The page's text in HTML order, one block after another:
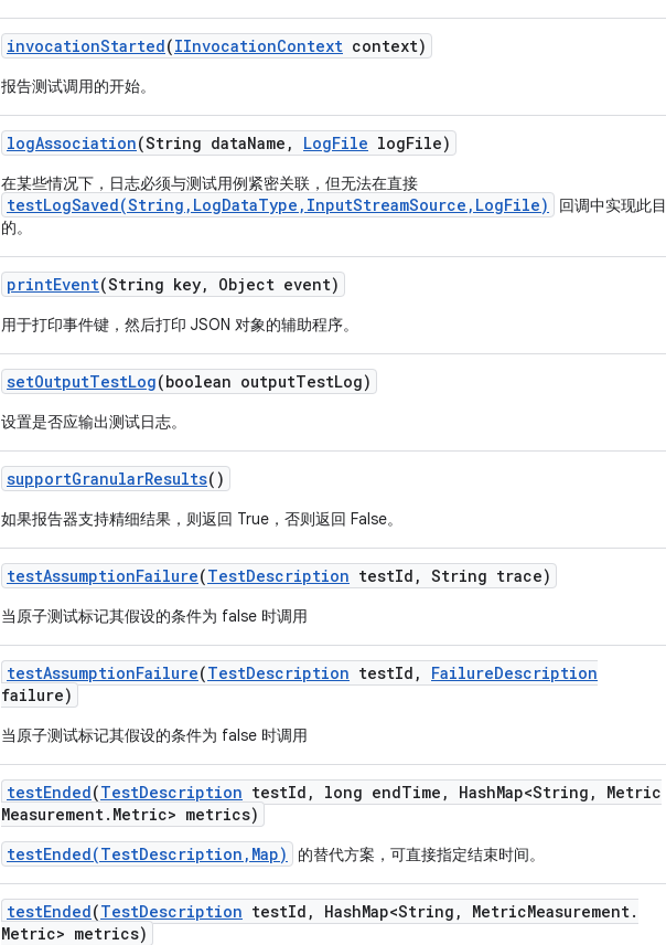
invocationStarted(IInvocationContext context)
报告测试调用的开始。
logAssociation(String dataName , LogFile logFile)
在某些情况下，日志必须与测试用例紧密关联，但无法在直接
testLogSaved(String,LogDataType,InputStreamSource,LogFile)
回调中实现此目
的。
printEvent(String key, Object event)
用于打印事件键，然后打印 JSON 对象的辅助程序。
setOutputTestLog(boolean outputTestLog)
设置是否应输出测试日志。
supportGranularResults()
如果报告器支持精细结果，则返回 True，否则返回 False。
testAssumptionFailure(TestDescription testId , String trace)
当原子测试标记其假设的条件为 false 时调用
testAssumptionFailure(TestDescription testId , FailureDescription
failure)
当原子测试标记其假设的条件为 false 时调用
testEnded(TestDescription testId , long endTime , HashMap<String ,
Metric
Measurement. Metric> metrics)
testEnded(TestDescription,Map)
的替代方案，可直接指定结束时间。
testEnded(TestDescription testId , HashMap<String , MetricMeasurement.
Metric> metrics)